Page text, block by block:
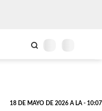
18 DE MAYO DE 2026 A LA - 10:07